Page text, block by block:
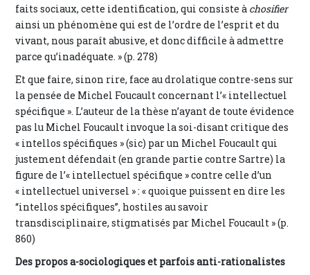
faits sociaux, cette identification, qui consiste à chosifier
ainsi un phénomène qui est de l’ordre de l’esprit et du
vivant, nous paraît abusive, et donc difficile à admettre
parce qu’inadéquate. » (p. 278)
Et que faire, sinon rire, face au drolatique contre-sens sur
la pensée de Michel Foucault concernant l’« intellectuel
spécifique ». L’auteur de la thèse n’ayant de toute évidence
pas lu Michel Foucault invoque la soi-disant critique des
« intellos spécifiques » (sic) par un Michel Foucault qui
justement défendait (en grande partie contre Sartre) la
figure de l’« intellectuel spécifique » contre celle d’un
« intellectuel universel » : « quoique puissent en dire les
“intellos spécifiques”, hostiles au savoir
transdisciplinaire, stigmatisés par Michel Foucault » (p.
860)
Des propos a-sociologiques et parfois anti-rationalistes